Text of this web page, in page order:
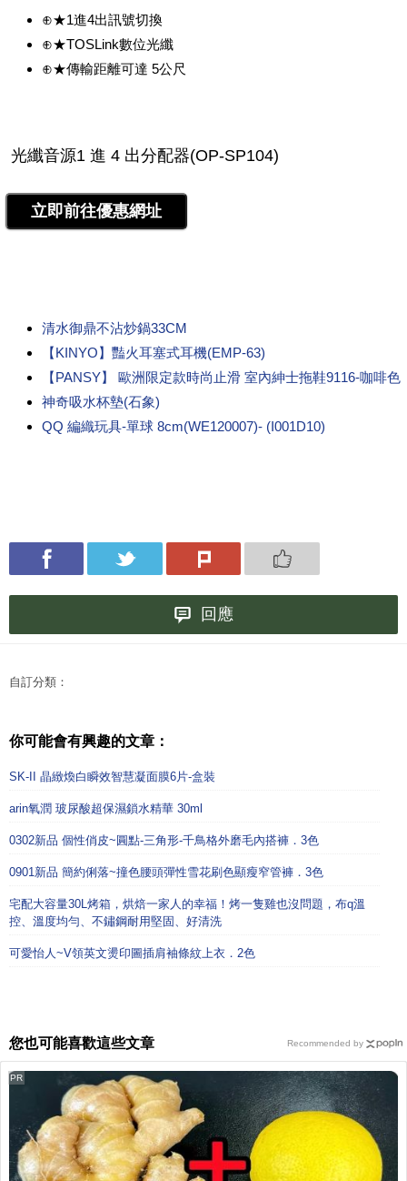
⊕★1進4出訊號切換
⊕★TOSLink數位光纖
⊕★傳輸距離可達 5公尺
清水御鼎不沾炒鍋33CM
【KINYO】豔火耳塞式耳機(EMP-63)
【PANSY】 歐洲限定款時尚止滑 室內紳士拖鞋9116-咖啡色
神奇吸水杯墊(石象)
QQ 編織玩具-單球 8cm(WE120007)- (I001D10)
回應
自訂分類：
你可能會有興趣的文章：
SK-II 晶緻煥白瞬效智慧凝面膜6片-盒裝
arin氧潤 玻尿酸超保濕鎖水精華 30ml
0302新品 個性俏皮~圓點-三角形-千鳥格外磨毛內搭褲．3色
0901新品 簡約俐落~撞色腰頭彈性雪花刷色顯瘦窄管褲．3色
宅配大容量30L烤箱，烘焙一家人的幸福！烤一隻雞也沒問題，布q溫
控、溫度均勻、不鏽鋼耐用堅固、好清洗
可愛怡人~V領英文燙印圖插肩袖條紋上衣．2色
您也可能喜歡這些文章
PR
Recommended by